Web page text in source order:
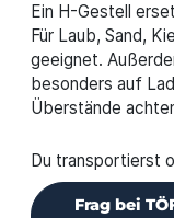
Ein H-Gestell
Für Laub, Sand,
geeignet.
besonders auf
Überstände
Du transportierst
Frag bei